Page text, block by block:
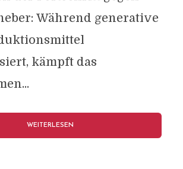
Während generative
kämpft das
WEITERLESEN